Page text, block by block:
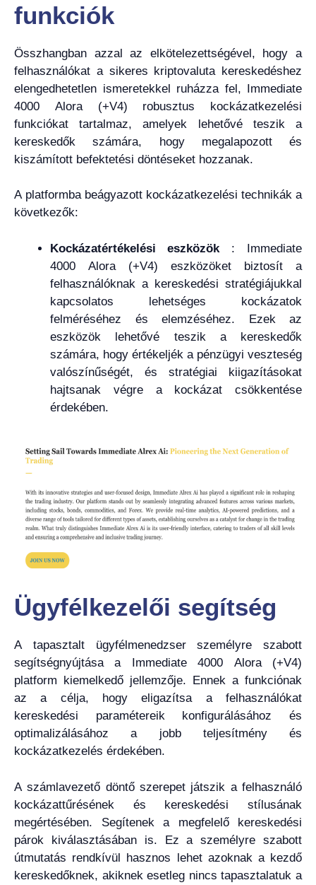
funkciók
Összhangban azzal az elkötelezettségével, hogy a
felhasználókat a sikeres kriptovaluta kereskedéshez
elengedhetetlen ismeretekkel ruházza fel, Immediate
4000 Alora (+V4) robusztus kockázatkezelési
funkciókat tartalmaz, amelyek lehetővé teszik a
kereskedők számára, hogy megalapozott és
kiszámított befektetési döntéseket hozzanak.
A platformba beágyazott kockázatkezelési technikák a
következők:
Kockázatértékelési eszközök : Immediate
4000 Alora (+V4) eszközöket biztosít a
felhasználóknak a kereskedési stratégiájukkal
kapcsolatos lehetséges kockázatok
felméréséhez és elemzéséhez. Ezek az
eszközök lehetővé teszik a kereskedők
számára, hogy értékeljék a pénzügyi veszteség
valószínűségét, és stratégiai kiigazításokat
hajtsanak végre a kockázat csökkentése
érdekében.
Ügyfélkezelői segítség
A tapasztalt ügyfélmenedzser személyre szabott
segítségnyújtása a Immediate 4000 Alora (+V4)
platform kiemelkedő jellemzője. Ennek a funkciónak
az a célja, hogy eligazítsa a felhasználókat
kereskedési paramétereik konfigurálásához és
optimalizálásához a jobb teljesítmény és
kockázatkezelés érdekében.
A számlavezető döntő szerepet játszik a felhasználó
kockázattűrésének és kereskedési stílusának
megértésében. Segítenek a megfelelő kereskedési
párok kiválasztásában is. Ez a személyre szabott
útmutatás rendkívül hasznos lehet azoknak a kezdő
kereskedőknek, akiknek esetleg nincs tapasztalatuk a